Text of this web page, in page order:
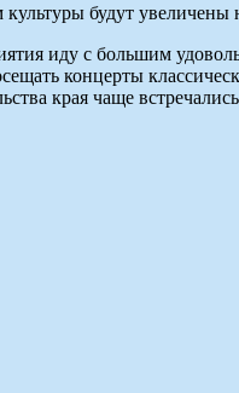
будут увеличены
иду с большим
концерты
края чаще